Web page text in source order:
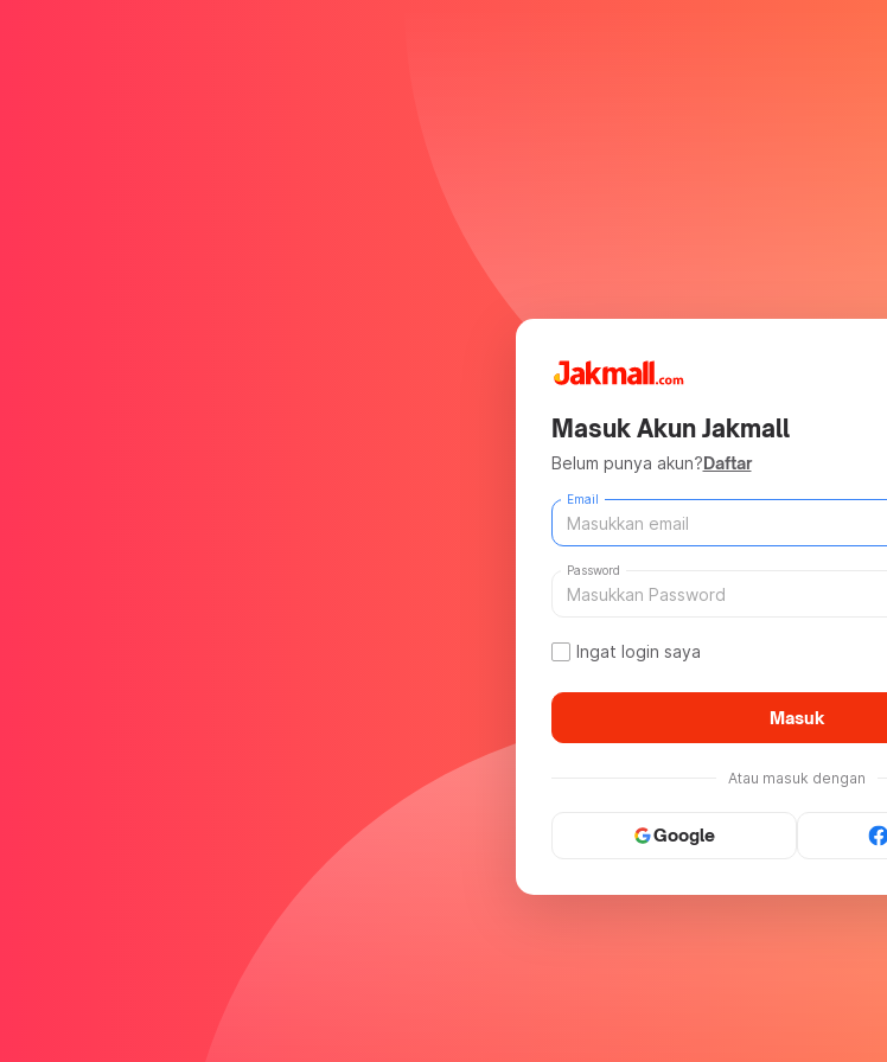
Masuk Akun Jakmall
Belum punya akun?Daftar
Email
Password
Ingat login saya
Masuk
Atau masuk dengan
Google